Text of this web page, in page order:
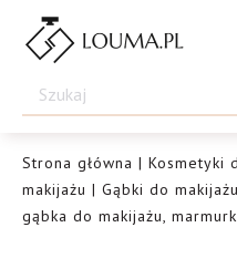
Przejdź
Strona główna | Kosmetyki
makijażu | Gąbki do makijażu
gąbka do makijażu,